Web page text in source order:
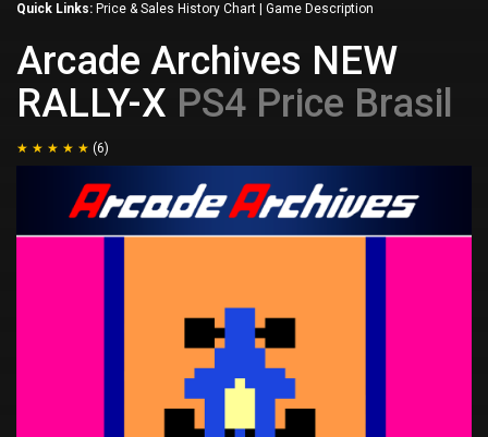
Quick Links: Price & Sales History Chart Game Description
Arcade Archives NEW
RALLY-X PS4 Price Brasil
(6)